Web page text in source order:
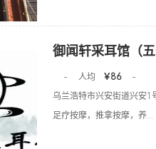
御闻轩采耳馆（
- 人均 ￥86
-
乌兰浩特市兴安街道兴安1
足疗按摩，推拿按摩，养...